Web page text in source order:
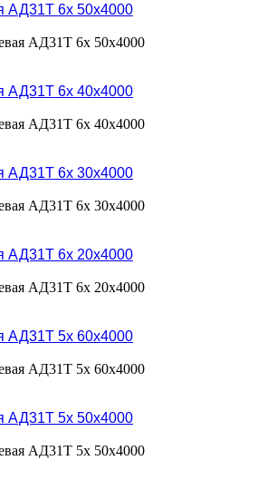
АД31Т 6х 50х4000
АД31Т 6х 50х4000
АД31Т 6х 40х4000
АД31Т 6х 40х4000
АД31Т 6х 30х4000
АД31Т 6х 30х4000
АД31Т 6х 20х4000
АД31Т 6х 20х4000
АД31Т 5х 60х4000
АД31Т 5х 60х4000
АД31Т 5х 50х4000
АД31Т 5х 50х4000